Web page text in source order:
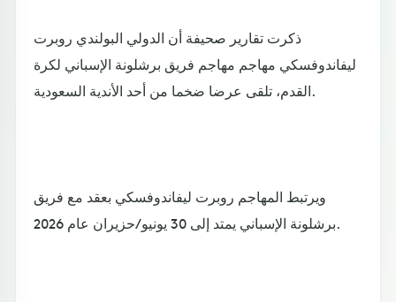
ذكرت تقارير صحيفة أن الدولي البولندي روبرت
ليفاندوفسكي مهاجم مهاجم فريق برشلونة الإسباني لكرة
القدم، تلقى عرضا ضخما من أحد الأندية السعودية.
ويرتبط المهاجم روبرت ليفاندوفسكي بعقد مع فريق
برشلونة الإسباني يمتد إلى 30 يونيو/حزيران عام 2026.